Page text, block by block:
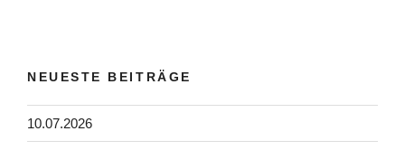
NEUESTE BEITRÄGE
10.07.2026